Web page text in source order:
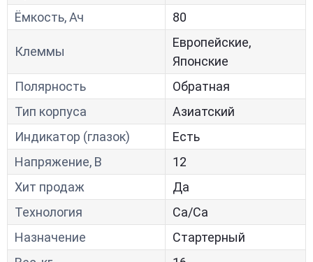
Ёмкость, Ач
80
Клеммы
Европейские,
Японские
Полярность
Обратная
Тип корпуса
Азиатский
Индикатор (глазок)
Есть
Напряжение, В
12
Хит продаж
Да
Технология
Са/Са
Назначение
Стартерный